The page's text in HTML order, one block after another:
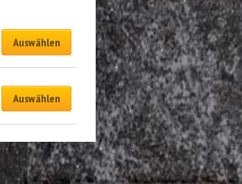
Auswählen
Auswählen